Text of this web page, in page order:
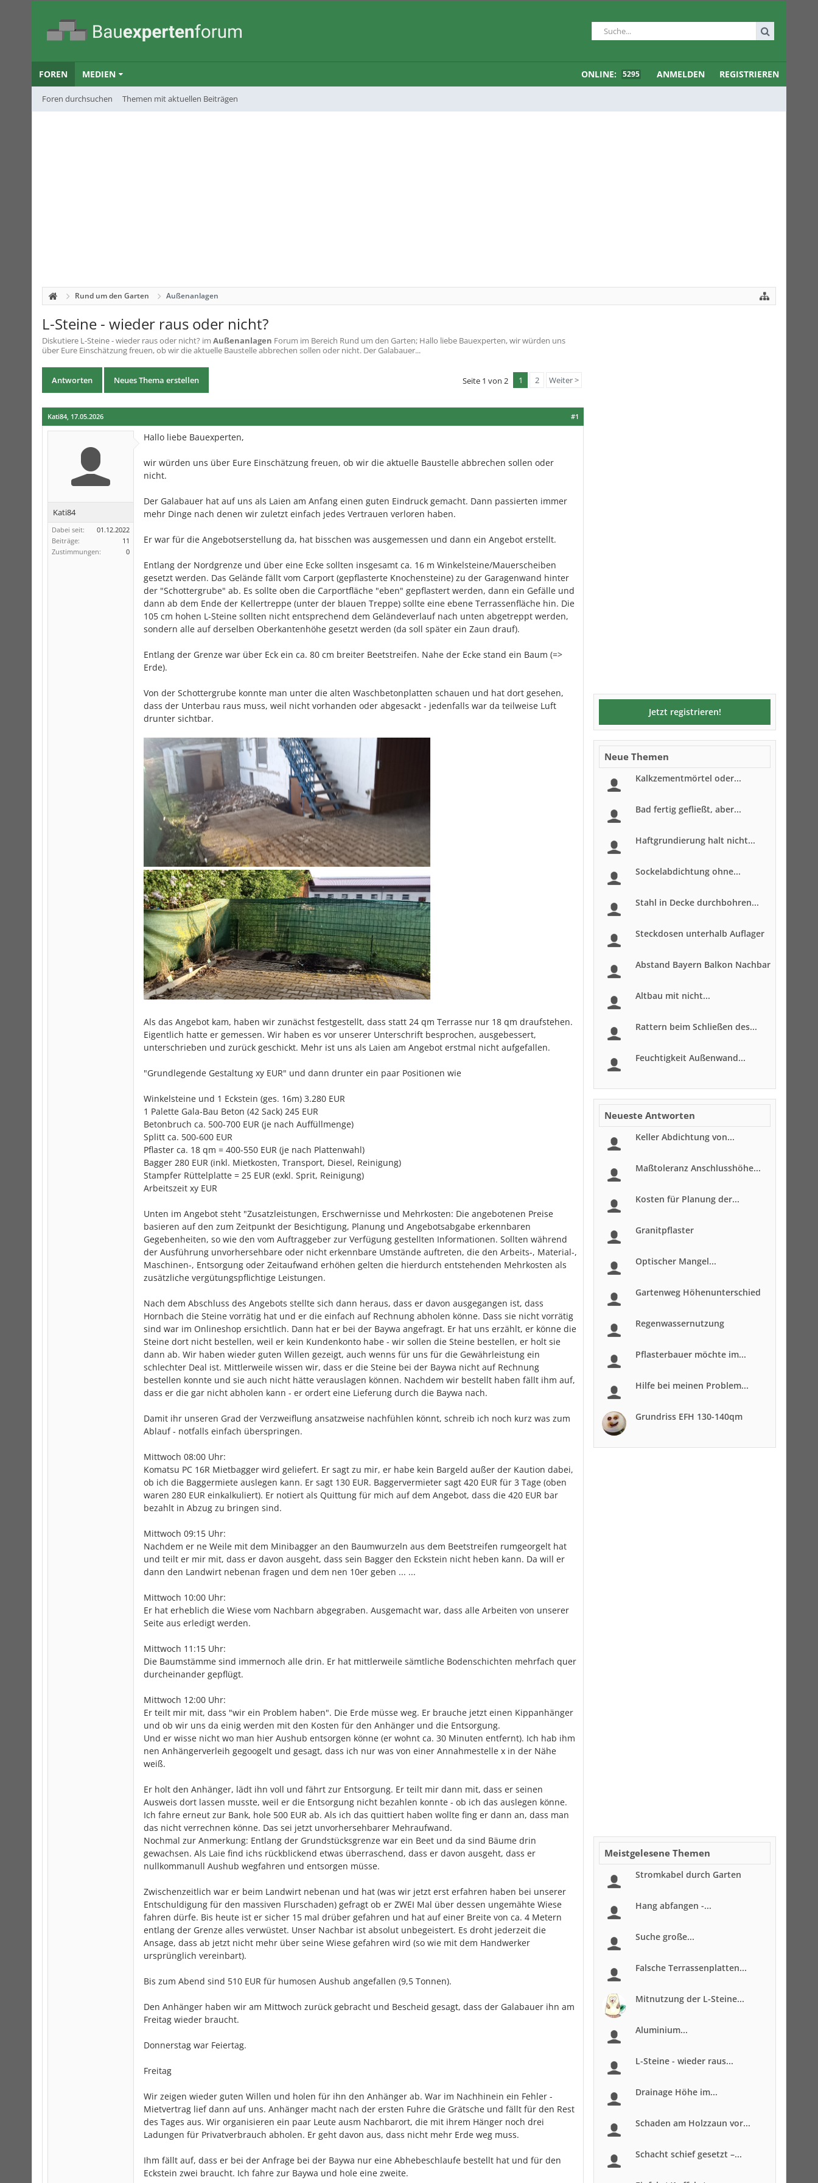
FOREN
Foren durchsuchen Themen mit aktuellen Beiträgen
MEDIEN ONLINE: 5295 ANMELDEN REGISTRIEREN
Rund um den Garten Außenanlagen
L-Steine - wieder raus oder nicht?
Diskutiere L-Steine - wieder raus oder nicht? im Außenanlagen Forum im Bereich Rund um den Garten; Hallo liebe Bauexperten, wir würden uns
über Eure Einschätzung freuen, ob wir die aktuelle Baustelle abbrechen sollen oder nicht. Der Galabauer...
Antworten Neues Thema erstellen Seite 1 von 2 1 2 Weiter >
#1
Kati84, 17.05.2026
Kati84
Dabei seit:
01.12.2022
Beiträge:
11
Zustimmungen:
0
Hallo liebe Bauexperten,
wir würden uns über Eure Einschätzung freuen, ob wir die aktuelle Baustelle abbrechen sollen oder
nicht.
Der Galabauer hat auf uns als Laien am Anfang einen guten Eindruck gemacht. Dann passierten immer
mehr Dinge nach denen wir zuletzt einfach jedes Vertrauen verloren haben.
Er war für die Angebotserstellung da, hat bisschen was ausgemessen und dann ein Angebot erstellt.
Entlang der Nordgrenze und über eine Ecke sollten insgesamt ca. 16 m Winkelsteine/Mauerscheiben
gesetzt werden. Das Gelände fällt vom Carport (gepflasterte Knochensteine) zu der Garagenwand hinter
der "Schottergrube" ab. Es sollte oben die Carportfläche "eben" gepflastert werden, dann ein Gefälle und
dann ab dem Ende der Kellertreppe (unter der blauen Treppe) sollte eine ebene Terrassenfläche hin. Die
105 cm hohen L-Steine sollten nicht entsprechend dem Geländeverlauf nach unten abgetreppt werden,
sondern alle auf derselben Oberkantenhöhe gesetzt werden (da soll später ein Zaun drauf).
Entlang der Grenze war über Eck ein ca. 80 cm breiter Beetstreifen. Nahe der Ecke stand ein Baum (=>
Erde).
Von der Schottergrube konnte man unter die alten Waschbetonplatten schauen und hat dort gesehen,
dass der Unterbau raus muss, weil nicht vorhanden oder abgesackt - jedenfalls war da teilweise Luft
drunter sichtbar.
Als das Angebot kam, haben wir zunächst festgestellt, dass statt 24 qm Terrasse nur 18 qm draufstehen.
Eigentlich hatte er gemessen. Wir haben es vor unserer Unterschrift besprochen, ausgebessert,
unterschrieben und zurück geschickt. Mehr ist uns als Laien am Angebot erstmal nicht aufgefallen.
"Grundlegende Gestaltung xy EUR" und dann drunter ein paar Positionen wie
Winkelsteine und 1 Eckstein (ges. 16m) 3.280 EUR
1 Palette Gala-Bau Beton (42 Sack) 245 EUR
Betonbruch ca. 500-700 EUR (je nach Auffüllmenge)
Splitt ca. 500-600 EUR
Pflaster ca. 18 qm = 400-550 EUR (je nach Plattenwahl)
Bagger 280 EUR (inkl. Mietkosten, Transport, Diesel, Reinigung)
Stampfer Rüttelplatte = 25 EUR (exkl. Sprit, Reinigung)
Arbeitszeit xy EUR
Unten im Angebot steht "Zusatzleistungen, Erschwernisse und Mehrkosten: Die angebotenen Preise
basieren auf den zum Zeitpunkt der Besichtigung, Planung und Angebotsabgabe erkennbaren
Gegebenheiten, so wie den vom Auftraggeber zur Verfügung gestellten Informationen. Sollten während
der Ausführung unvorhersehbare oder nicht erkennbare Umstände auftreten, die den Arbeits-, Material-,
Maschinen-, Entsorgung oder Zeitaufwand erhöhen gelten die hierdurch entstehenden Mehrkosten als
zusätzliche vergütungspflichtige Leistungen.
Nach dem Abschluss des Angebots stellte sich dann heraus, dass er davon ausgegangen ist, dass
Hornbach die Steine vorrätig hat und er die einfach auf Rechnung abholen könne. Dass sie nicht vorrätig
sind war im Onlineshop ersichtlich. Dann hat er bei der Baywa angefragt. Er hat uns erzählt, er könne die
Steine dort nicht bestellen, weil er kein Kundenkonto habe - wir sollen die Steine bestellen, er holt sie
dann ab. Wir haben wieder guten Willen gezeigt, auch wenns für uns für die Gewährleistung ein
schlechter Deal ist. Mittlerweile wissen wir, dass er die Steine bei der Baywa nicht auf Rechnung
bestellen konnte und sie auch nicht hätte verauslagen können. Nachdem wir bestellt haben fällt ihm auf,
dass er die gar nicht abholen kann - er ordert eine Lieferung durch die Baywa nach.
Damit ihr unseren Grad der Verzweiflung ansatzweise nachfühlen könnt, schreib ich noch kurz was zum
Ablauf - notfalls einfach überspringen.
Mittwoch 08:00 Uhr:
Komatsu PC 16R Mietbagger wird geliefert. Er sagt zu mir, er habe kein Bargeld außer der Kaution dabei,
ob ich die Baggermiete auslegen kann. Er sagt 130 EUR. Baggervermieter sagt 420 EUR für 3 Tage (oben
waren 280 EUR einkalkuliert). Er notiert als Quittung für mich auf dem Angebot, dass die 420 EUR bar
bezahlt in Abzug zu bringen sind.
Mittwoch 09:15 Uhr:
Nachdem er ne Weile mit dem Minibagger an den Baumwurzeln aus dem Beetstreifen rumgeorgelt hat
und teilt er mir mit, dass er davon ausgeht, dass sein Bagger den Eckstein nicht heben kann. Da will er
dann den Landwirt nebenan fragen und dem nen 10er geben ... ...
Mittwoch 10:00 Uhr:
Er hat erheblich die Wiese vom Nachbarn abgegraben. Ausgemacht war, dass alle Arbeiten von unserer
Seite aus erledigt werden.
Mittwoch 11:15 Uhr:
Die Baumstämme sind immernoch alle drin. Er hat mittlerweile sämtliche Bodenschichten mehrfach quer
durcheinander gepflügt.
Mittwoch 12:00 Uhr:
Er teilt mir mit, dass "wir ein Problem haben". Die Erde müsse weg. Er brauche jetzt einen Kippanhänger
und ob wir uns da einig werden mit den Kosten für den Anhänger und die Entsorgung.
Und er wisse nicht wo man hier Aushub entsorgen könne (er wohnt ca. 30 Minuten entfernt). Ich hab ihm
nen Anhängerverleih gegoogelt und gesagt, dass ich nur was von einer Annahmestelle x in der Nähe
weiß.
Er holt den Anhänger, lädt ihn voll und fährt zur Entsorgung. Er teilt mir dann mit, dass er seinen
Ausweis dort lassen musste, weil er die Entsorgung nicht bezahlen konnte - ob ich das auslegen könne.
Ich fahre erneut zur Bank, hole 500 EUR ab. Als ich das quittiert haben wollte fing er dann an, dass man
das nicht verrechnen könne. Das sei jetzt unvorhersehbarer Mehraufwand.
Nochmal zur Anmerkung: Entlang der Grundstücksgrenze war ein Beet und da sind Bäume drin
gewachsen. Als Laie find ichs rückblickend etwas überraschend, dass er davon ausgeht, dass er
nullkommanull Aushub wegfahren und entsorgen müsse.
Zwischenzeitlich war er beim Landwirt nebenan und hat (was wir jetzt erst erfahren haben bei unserer
Entschuldigung für den massiven Flurschaden) gefragt ob er ZWEI Mal über dessen ungemähte Wiese
fahren dürfe. Bis heute ist er sicher 15 mal drüber gefahren und hat auf einer Breite von ca. 4 Metern
entlang der Grenze alles verwüstet. Unser Nachbar ist absolut unbegeistert. Es droht jederzeit die
Ansage, dass ab jetzt nicht mehr über seine Wiese gefahren wird (so wie mit dem Handwerker
ursprünglich vereinbart).
Bis zum Abend sind 510 EUR für humosen Aushub angefallen (9,5 Tonnen).
Den Anhänger haben wir am Mittwoch zurück gebracht und Bescheid gesagt, dass der Galabauer ihn am
Freitag wieder braucht.
Donnerstag war Feiertag.
Freitag
Wir zeigen wieder guten Willen und holen für ihn den Anhänger ab. War im Nachhinein ein Fehler -
Mietvertrag lief dann auf uns. Anhänger macht nach der ersten Fuhre die Grätsche und fällt für den Rest
des Tages aus. Wir organisieren ein paar Leute ausm Nachbarort, die mit ihrem Hänger noch drei
Ladungen für Privatverbrauch abholen. Er geht davon aus, dass nicht mehr Erde weg muss.
Ihm fällt auf, dass er bei der Anfrage bei der Baywa nur eine Abhebeschlaufe bestellt hat und für den
Eckstein zwei braucht. Ich fahre zur Baywa und hole eine zweite.
Jetzt registrieren!
Neue Themen
Kalkzementmörtel oder...
Bad fertig gefließt, aber...
Haftgrundierung halt nicht...
Sockelabdichtung ohne...
Stahl in Decke durchbohren...
Steckdosen unterhalb Auflager
Abstand Bayern Balkon Nachbar
Altbau mit nicht...
Rattern beim Schließen des...
Feuchtigkeit Außenwand...
Neueste Antworten
Keller Abdichtung von...
Maßtoleranz Anschlusshöhe...
Kosten für Planung der...
Granitpflaster
Optischer Mangel...
Gartenweg Höhenunterschied
Regenwassernutzung
Pflasterbauer möchte im...
Hilfe bei meinen Problem...
Grundriss EFH 130-140qm
Meistgelesene Themen
Stromkabel durch Garten
Hang abfangen -...
Suche große...
Falsche Terrassenplatten...
Mitnutzung der L-Steine...
Aluminium...
L-Steine - wieder raus...
Drainage Höhe im...
Schaden am Holzzaun vor...
Schacht schief gesetzt –...